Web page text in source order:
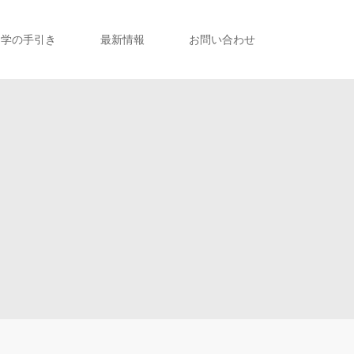
の手引き 最新情報 お問い合わせ